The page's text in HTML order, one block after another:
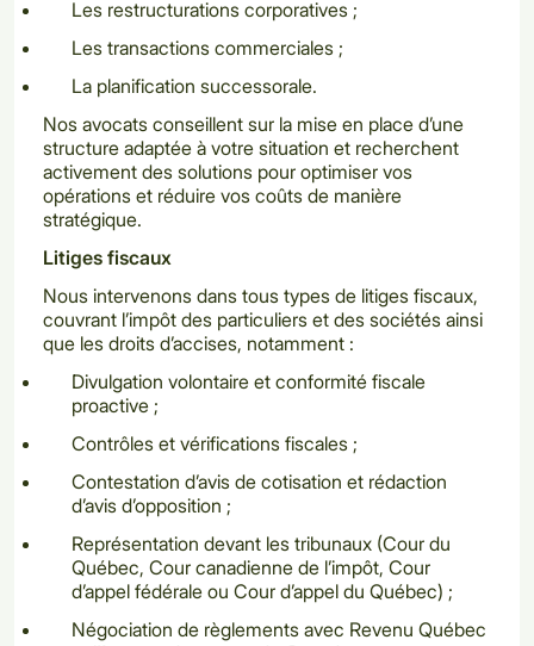
Les restructurations corporatives ;
Les transactions commerciales ;
La planification successorale.
Nos avocats conseillent sur la mise en place d’une
structure adaptée à votre situation et recherchent
activement des solutions pour optimiser vos
opérations et réduire vos coûts de manière
stratégique.
Litiges fiscaux
Nous intervenons dans tous types de litiges fiscaux,
couvrant l’impôt des particuliers et des sociétés ainsi
que les droits d’accises, notamment :
Divulgation volontaire et conformité fiscale
proactive ;
Contrôles et vérifications fiscales ;
Contestation d’avis de cotisation et rédaction
d’avis d’opposition ;
Représentation devant les tribunaux (Cour du
Québec, Cour canadienne de l’impôt, Cour
d’appel fédérale ou Cour d’appel du Québec) ;
Négociation de règlements avec Revenu Québec